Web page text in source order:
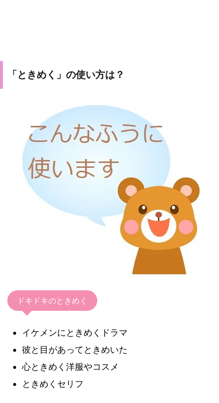
「ときめく」の使い方は？
ドキドキのときめく
イケメンにときめくドラマ
彼と目があってときめいた
心ときめく洋服やコスメ
ときめくセリフ